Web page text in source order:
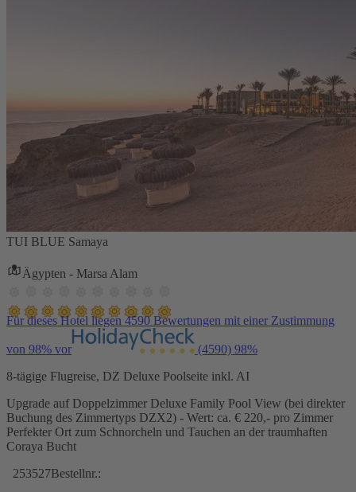
TUI BLUE Samaya
Ägypten - Marsa Alam
Für dieses Hotel liegen 4590 Bewertungen mit einer Zustimmung
von 98% vor (4590) 98%
8-tägige Flugreise, DZ Deluxe Poolseite inkl. AI
Upgrade auf Doppelzimmer Deluxe Family Pool View (bei direkter
Buchung des Zimmertyps DZX2) - Wert: ca. € 220,- pro Zimmer
Perfekter Ort zum Schnorcheln und Tauchen an der traumhaften
Coraya Bucht
253527Bestellnr.: